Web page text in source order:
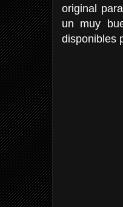
original
un muy
disponibles